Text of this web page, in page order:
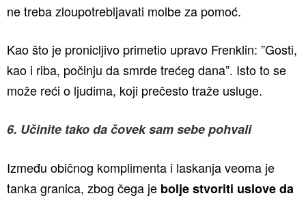
ne treba zloupotrebljavati molbe za pomoć.
Kao što je pronicljivo primetio upravo Frenklin: ”Gosti,
kao i riba, počinju da smrde trećeg dana”. Isto to se
može reći o ljudima, koji prečesto traže usluge.
6. Učinite tako da čovek sam sebe pohvali
Između običnog komplimenta i laskanja veoma je
tanka granica, zbog čega je bolje stvoriti uslove da